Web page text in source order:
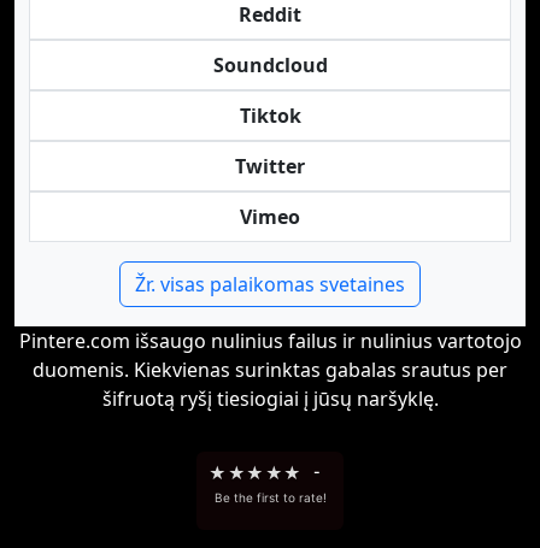
Reddit
Soundcloud
Tiktok
Twitter
Vimeo
Žr. visas palaikomas svetaines
Pintere.com išsaugo nulinius failus ir nulinius vartotojo
duomenis. Kiekvienas surinktas gabalas srautus per
šifruotą ryšį tiesiogiai į jūsų naršyklę.
★ ★★ ★★ -
Be the first to rate!